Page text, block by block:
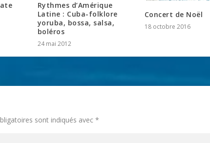
Rythmes d’Amérique
Latine : Cuba-folklore
yoruba, bossa, salsa,
boléros
24 mai 2012
Concert de Noël
18 octobre 2016
sont indiqués avec*